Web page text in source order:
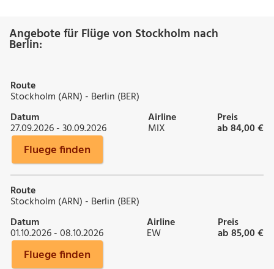
Angebote für Flüge von Stockholm nach
Berlin:
Route
Stockholm (ARN) - Berlin (BER)
Datum
27.09.2026 - 30.09.2026
Airline
MIX
Preis
ab 84,00 €
Fluege finden
Route
Stockholm (ARN) - Berlin (BER)
Datum
01.10.2026 - 08.10.2026
Airline
EW
Preis
ab 85,00 €
Fluege finden